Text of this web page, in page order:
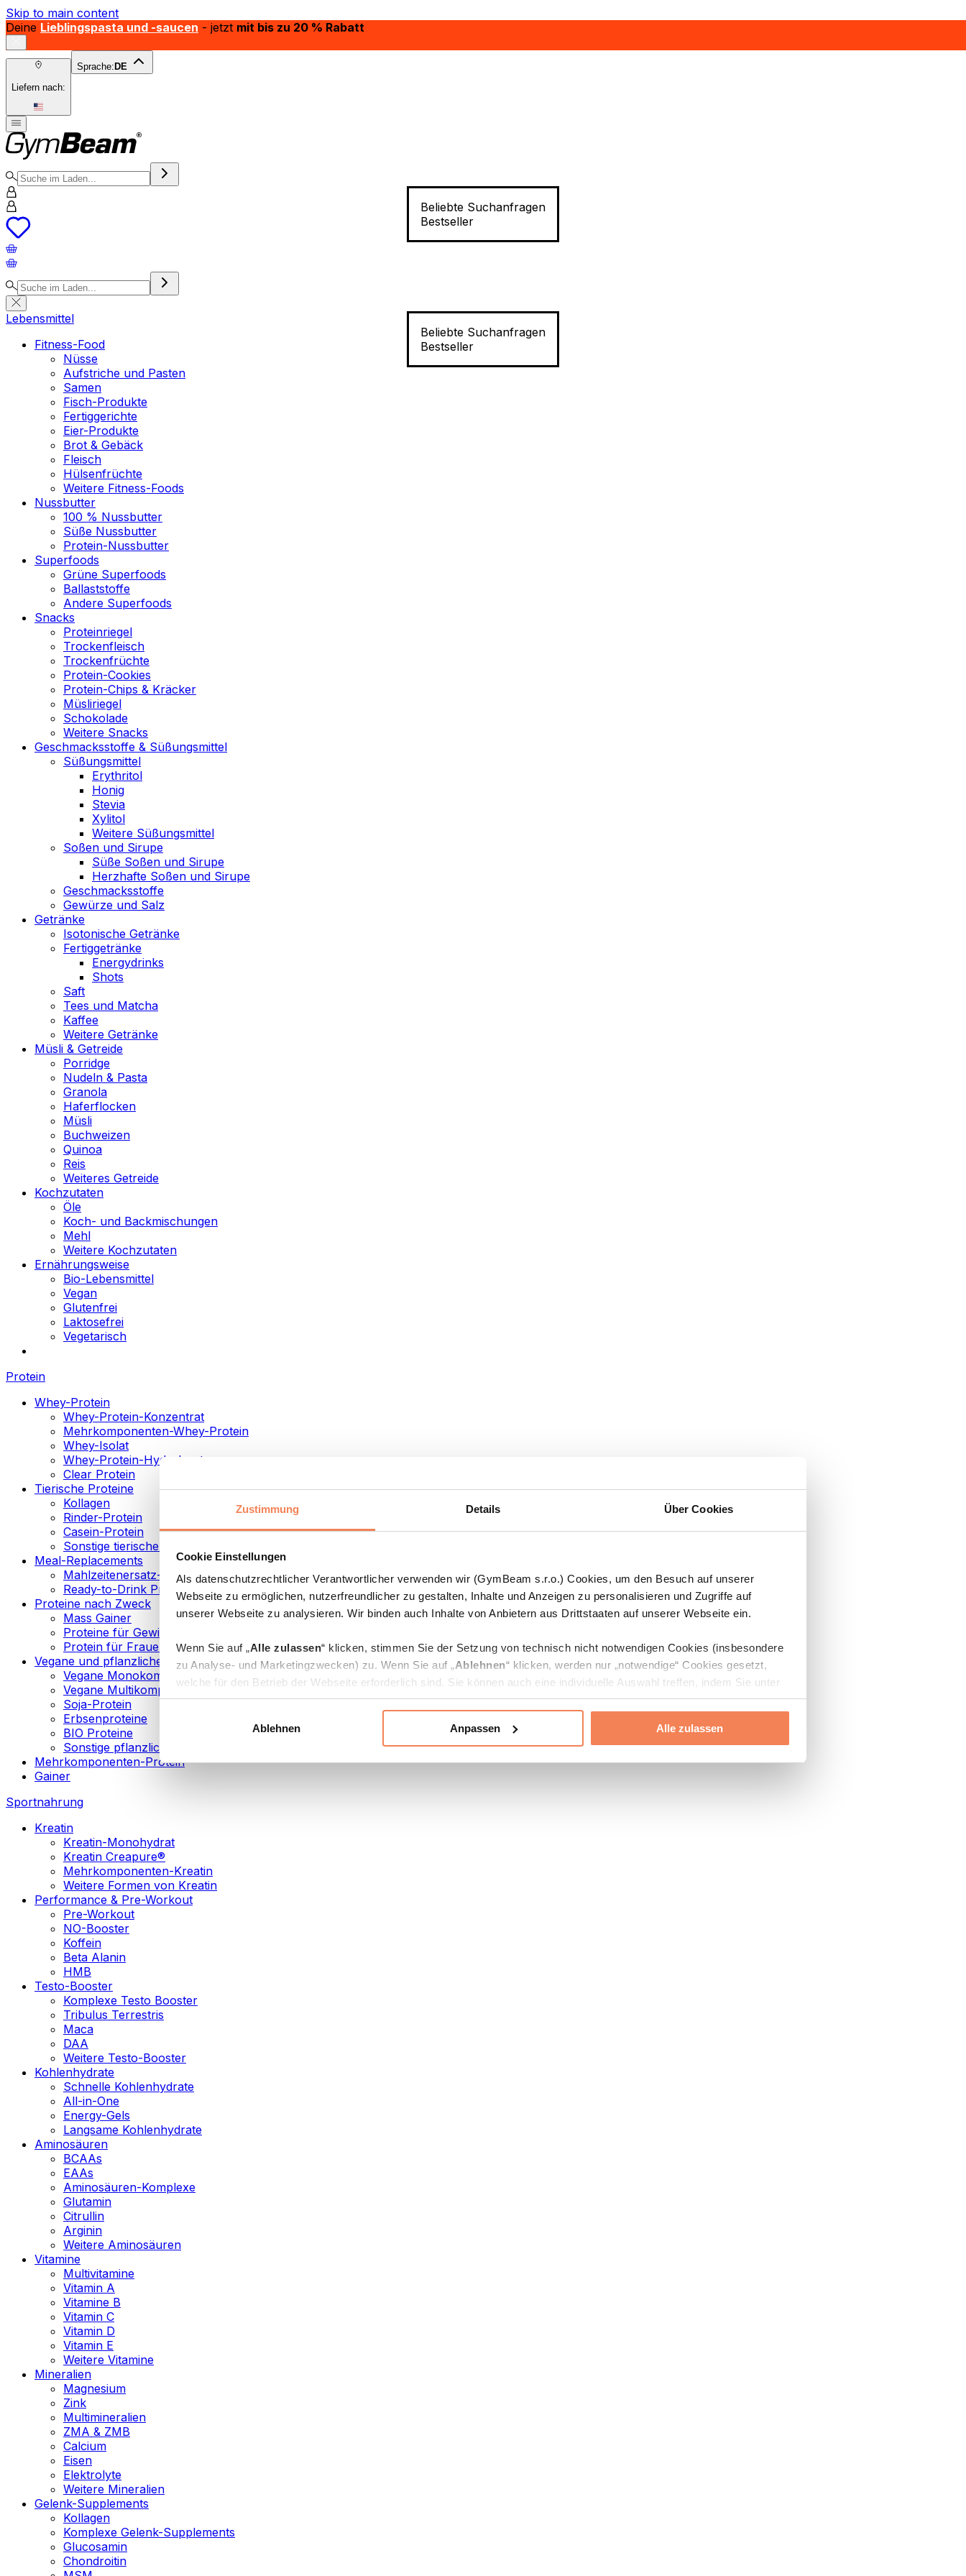
Zustimmung Details Über Cookies
Cookie Einstellungen
Als datenschutzrechtlicher Verantwortlicher verwenden wir (GymBeam s.r.o.) Cookies, um den Besuch auf unserer
Webseite zu ermöglichen, nutzerfreundlicher zu gestalten, Inhalte und Anzeigen zu personalisieren und Zugriffe auf
unserer Webseite zu analysieren. Wir binden auch Inhalte von Anbietern aus Drittstaaten auf unserer Webseite ein.
Wenn Sie auf „Alle zulassen“ klicken, stimmen Sie der Setzung von technisch nicht notwendigen Cookies (insbesondere
zu Analyse- und Marketingzwecken) zu. Wenn Sie auf „Ablehnen“ klicken, werden nur „notwendige“ Cookies gesetzt,
welche für den Betrieb der Webseite erforderlich sind. Sie können auch eine individuelle Auswahl treffen, indem Sie unter
„Anpassen“ einzelne Kategorien an- oder abwählen und „Auswahl erlauben“ klicken.
Weitere Informationen über die Verarbeitung Ihrer Daten finden Sie in den Unterpunkten „Details“ und „Über Cookies“
Ablehnen Anpassen Alle zulassen
Skip to main content
Deine Lieblingspasta und -saucen - jetzt mit bis zu 20 % Rabatt
Liefern nach:
Sprache: DE
Beliebte Suchanfragen
Bestseller
Beliebte Suchanfragen
Bestseller
Lebensmittel
Fitness-Food
Nüsse
Aufstriche und Pasten
Samen
Fisch-Produkte
Fertiggerichte
Eier-Produkte
Brot & Gebäck
Fleisch
Hülsenfrüchte
Weitere Fitness-Foods
Nussbutter
100 % Nussbutter
Süße Nussbutter
Protein-Nussbutter
Superfoods
Grüne Superfoods
Ballaststoffe
Andere Superfoods
Snacks
Proteinriegel
Trockenfleisch
Trockenfrüchte
Protein-Cookies
Protein-Chips & Kräcker
Müsliriegel
Schokolade
Weitere Snacks
Geschmacksstoffe & Süßungsmittel
Süßungsmittel
Erythritol
Honig
Stevia
Xylitol
Weitere Süßungsmittel
Soßen und Sirupe
Süße Soßen und Sirupe
Herzhafte Soßen und Sirupe
Geschmacksstoffe
Gewürze und Salz
Getränke
Isotonische Getränke
Fertiggetränke
Energydrinks
Shots
Saft
Tees und Matcha
Kaffee
Weitere Getränke
Müsli & Getreide
Porridge
Nudeln & Pasta
Granola
Haferflocken
Müsli
Buchweizen
Quinoa
Reis
Weiteres Getreide
Kochzutaten
Öle
Koch- und Backmischungen
Mehl
Weitere Kochzutaten
Ernährungsweise
Bio-Lebensmittel
Vegan
Glutenfrei
Laktosefrei
Vegetarisch
Protein
Whey-Protein
Whey-Protein-Konzentrat
Mehrkomponenten-Whey-Protein
Whey-Isolat
Whey-Protein-Hydrolysat
Clear Protein
Tierische Proteine
Kollagen
Rinder-Protein
Casein-Protein
Sonstige tierische Proteine
Meal-Replacements
Mahlzeitenersatz-Pulver
Ready-to-Drink Proteingetränke
Proteine nach Zweck
Mass Gainer
Proteine für Gewichtsverlust
Protein für Frauen
Vegane und pflanzliche Proteine
Vegane Monokomponenten-Proteine
Vegane Multikomponenten-Proteine
Soja-Protein
Erbsenproteine
BIO Proteine
Sonstige pflanzliche Proteine
Mehrkomponenten-Protein
Gainer
Sportnahrung
Kreatin
Kreatin-Monohydrat
Kreatin Creapure®
Mehrkomponenten-Kreatin
Weitere Formen von Kreatin
Performance & Pre-Workout
Pre-Workout
NO-Booster
Koffein
Beta Alanin
HMB
Testo-Booster
Komplexe Testo Booster
Tribulus Terrestris
Maca
DAA
Weitere Testo-Booster
Kohlenhydrate
Schnelle Kohlenhydrate
All-in-One
Energy-Gels
Langsame Kohlenhydrate
Aminosäuren
BCAAs
EAAs
Aminosäuren-Komplexe
Glutamin
Citrullin
Arginin
Weitere Aminosäuren
Vitamine
Multivitamine
Vitamin A
Vitamine B
Vitamin C
Vitamin D
Vitamin E
Weitere Vitamine
Mineralien
Magnesium
Zink
Multimineralien
ZMA & ZMB
Calcium
Eisen
Elektrolyte
Weitere Mineralien
Gelenk-Supplements
Kollagen
Komplexe Gelenk-Supplements
Glucosamin
Chondroitin